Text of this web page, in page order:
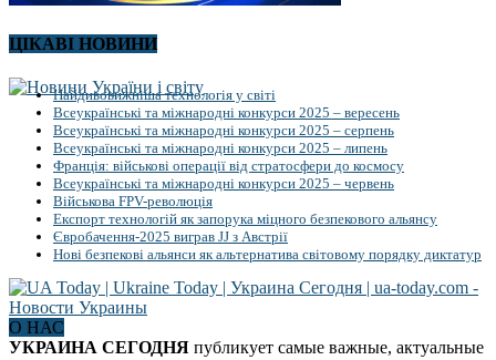
ЦІКАВІ НОВИНИ
Найдивовижніша технологія у світі
Всеукраїнські та міжнародні конкурси 2025 – вересень
Всеукраїнські та міжнародні конкурси 2025 – серпень
Всеукраїнські та міжнародні конкурси 2025 – липень
Франція: військові операції від стратосфери до космосу
Всеукраїнські та міжнародні конкурси 2025 – червень
Військова FPV-революція
Експорт технологій як запорука міцного безпекового альянсу
Євробачення-2025 виграв JJ з Австрії
Нові безпекові альянси як альтернатива світовому порядку диктатур
О НАС
УКРАИНА СЕГОДНЯ публикует самые важные, актуальные